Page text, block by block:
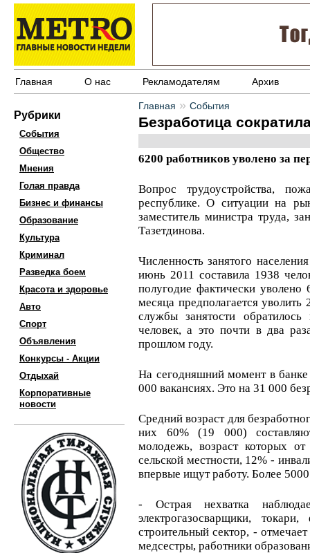
Главная О нас Рекламодателям Архив
Рубрики
События
Общество
Мнения
Голая правда
Бизнес и финансы
Образование
Культура
Криминал
Разведка боем
Красота и здоровье
Авто
Спорт
Объявления
Конкурсы - Акции
Отдыхай
Корпоративные
новости
Главная » События
Безработица
6200 работников уволено за
Вопрос трудоустройства,
республике. О ситуации на
заместитель министра труда,
Тазетдинова.
Численность занятого
июнь 2011 составила 1938
полугодие фактически
месяца предполагается
службы занятости
человек, а это почти в два
прошлом году.
На сегодняшний момент в
000 вакансиях. Это на 31 000
Средний возраст для
них 60% (19 000)
молодежь, возраст которых
сельской местности, 12% -
впервые ищут работу. Более
- Острая нехватка
электрогазосварщики,
строительный сектор, -
медсестры, работники